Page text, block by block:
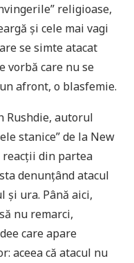
religioase,
și cele mai vagi
se simte atacat
vorbă care nu se
afront, o blasfemie.
Rushdie, autorul
stanice” de la New
reacții din partea
denunțând atacul
și ura. Până aici,
nu remarci,
care apare
aceea că atacul nu